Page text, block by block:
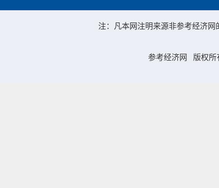
注：凡本网注明来源非参考经济
参考经济网 版权